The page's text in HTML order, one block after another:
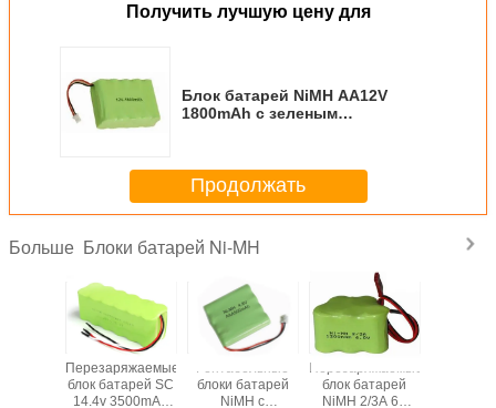
Получить лучшую цену для
Блок батарей NiMH AA12V
1800mAh с зеленым
Продолжать
Больше Блоки батарей Ni-MH
Перезаряжаемые
блок батарей SC
14.4v 3500mAh
Рентабельные
блоки батарей
NiMH с
Перезаряжаемые
блок батарей
NiMH 2/3A 6V